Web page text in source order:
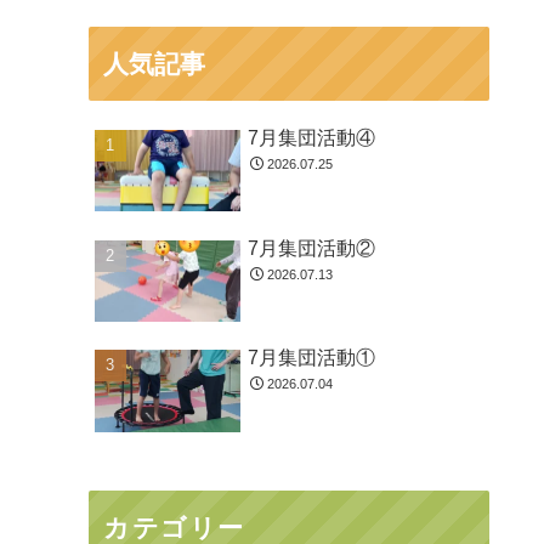
人気記事
7月集団活動④
2026.07.25
7月集団活動②
2026.07.13
7月集団活動①
2026.07.04
カテゴリー